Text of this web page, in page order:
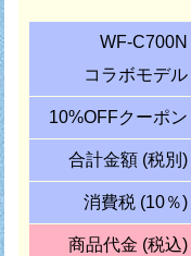
WF-C700N
コラボモデル
10%OFFクーポン
合計金額 (税別)
消費税 (10％)
商品代金 (税込)